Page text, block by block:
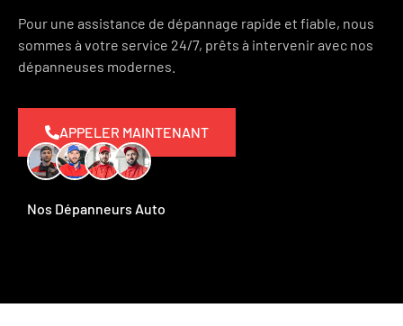
Pour une assistance de dépannage rapide et fiable, nous
sommes à votre service 24/7, prêts à intervenir avec nos
dépanneuses modernes.
APPELER MAINTENANT
Nos Dépanneurs Auto